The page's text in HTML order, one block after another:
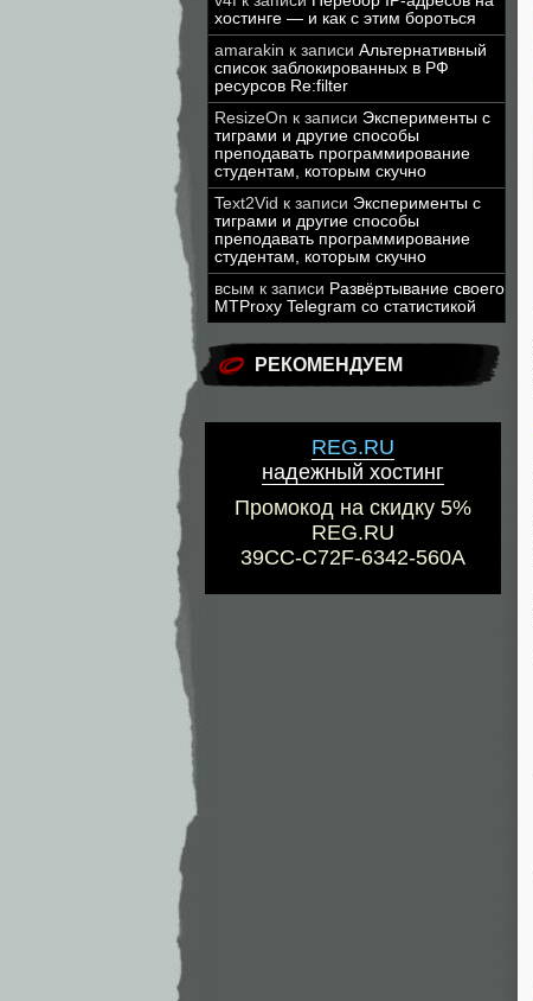
хостинге — и как с этим бороться
amarakin к записи Альтернативный
список заблокированных в РФ
ресурсов Re:filter
ResizeOn к записи Эксперименты с
тиграми и другие способы
преподавать программирование
студентам, которым скучно
Text2Vid к записи Эксперименты с
тиграми и другие способы
преподавать программирование
студентам, которым скучно
всым к записи Развёртывание своего
MTProxy Telegram со статистикой
РЕКОМЕНДУЕМ
REG.RU
надежный хостинг
Промокод на скидку 5%
REG.RU
39CC-C72F-6342-560A